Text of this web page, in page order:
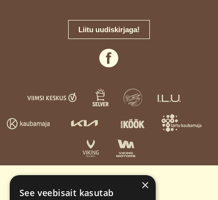
Liitu uudiskirjaga!
×
See veebisait kasutab